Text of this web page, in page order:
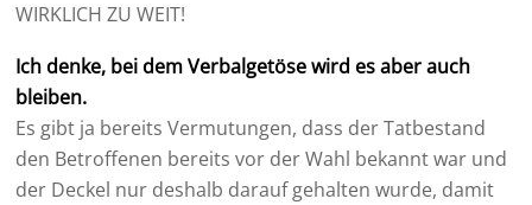
WIRKLICH ZU WEIT!
Ich denke, bei dem Verbalgetöse wird es aber auch
bleiben.
Es gibt ja bereits Vermutungen, dass der Tatbestand
den Betroffenen bereits vor der Wahl bekannt war und
der Deckel nur deshalb darauf gehalten wurde, damit